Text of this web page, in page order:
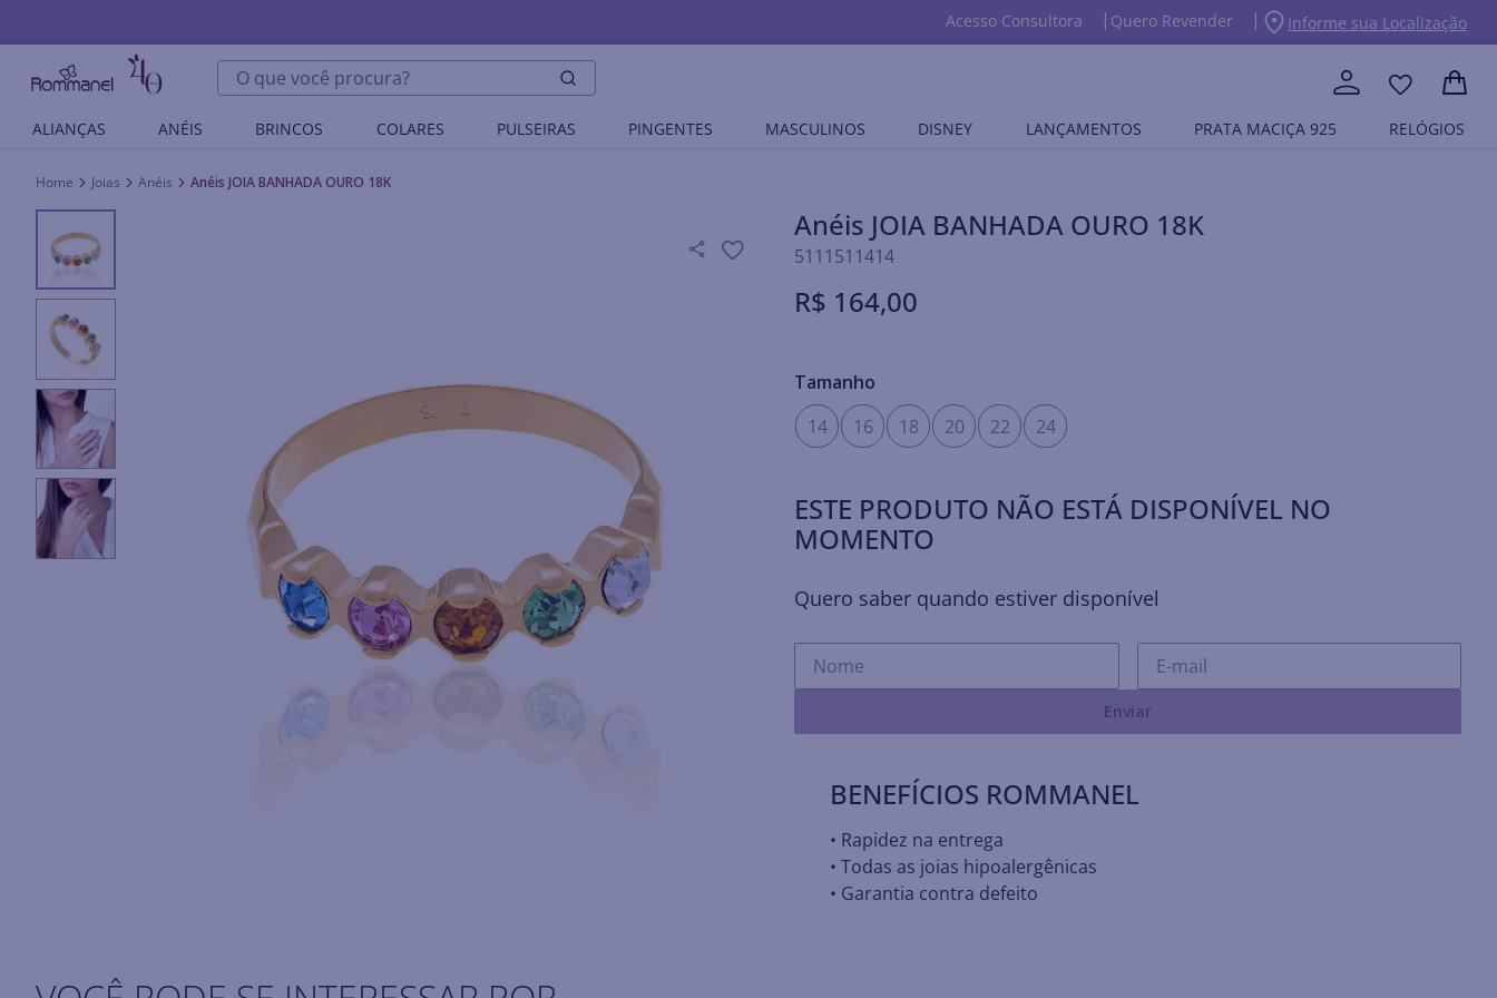
Acesso Consultora Quero Revender Informe sua Localização
O que você procura?
ALIANÇAS ANÉIS BRINCOS COLARES PULSEIRAS PINGENTES MASCULINOS DISNEY LANÇAMENTOS PRATA MACIÇA 925 RELÓGIOS
Joias Anéis Anéis JOIA BANHADA OURO 18K
Anéis JOIA BANHADA OURO 18K
5111511414
R$ 164,00
Tamanho
14
16 18 20 22 24
ESTE PRODUTO NÃO ESTÁ DISPONÍVEL NO
MOMENTO
Quero saber quando estiver disponível
Enviar
BENEFÍCIOS ROMMANEL
• Rapidez na entrega
• Todas as joias hipoalergênicas
• Garantia contra defeito